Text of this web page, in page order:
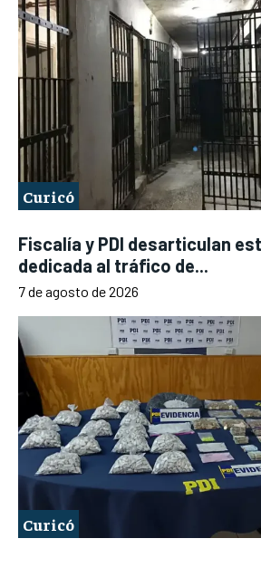
Curicó
Fiscalía y PDI desarticulan
dedicada al tráfico de...
7 de agosto de 2026
Curicó